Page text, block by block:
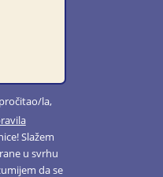
la,
Slažem
u svrhu
da se